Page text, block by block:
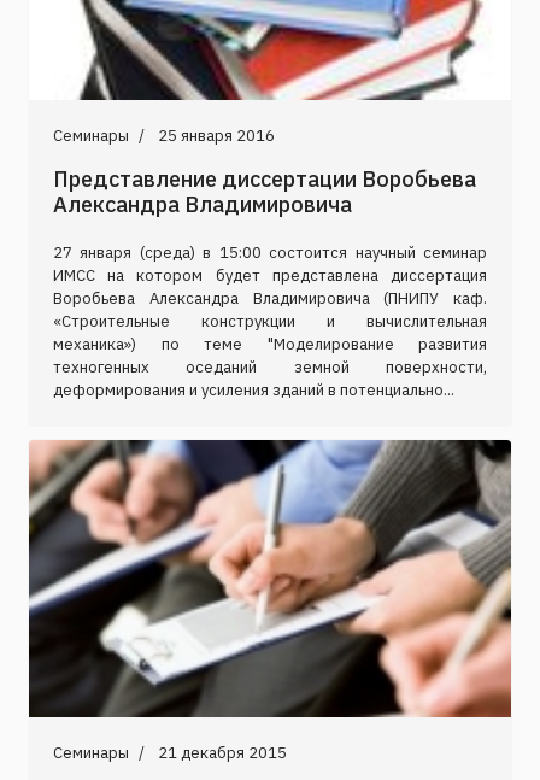
Семинары 25 января 2016
Представление диссертации Воробьева
Александра Владимировича
27 января (среда) в 15:00 состоится научный семинар
ИМСС на котором будет представлена диссертация
Воробьева Александра Владимировича (ПНИПУ каф.
«Строительные конструкции и вычислительная
механика») по теме "Моделирование развития
техногенных оседаний земной поверхности,
деформирования и усиления зданий в потенциально...
Семинары 21 декабря 2015